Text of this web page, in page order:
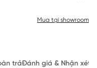
Mua tại showroom
trảĐánh giá & Nhận xét